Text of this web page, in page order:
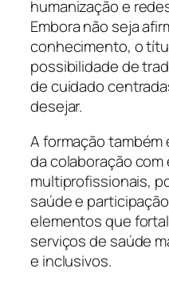
humanização e
Embora não seja
conhecimento, o
possibilidade de
de cuidado
desejar.
A formação
da colaboração com
multiprofissionais,
saúde e
elementos que
serviços de saúde
e inclusivos.